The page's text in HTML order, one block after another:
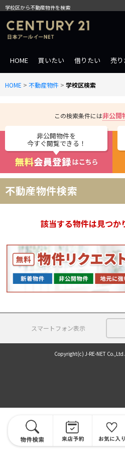
学校区から不動産物件を検索
HOME 買いたい 借りたい 売り
HOME > 不動産物件 > 学校区検索
この検索条件には非公開
非公開物件を
今すぐ閲覧できる！
不動産物件検索
該当する物件は見つか
スマートフォン表示
Copyright(c) J-RE-NET